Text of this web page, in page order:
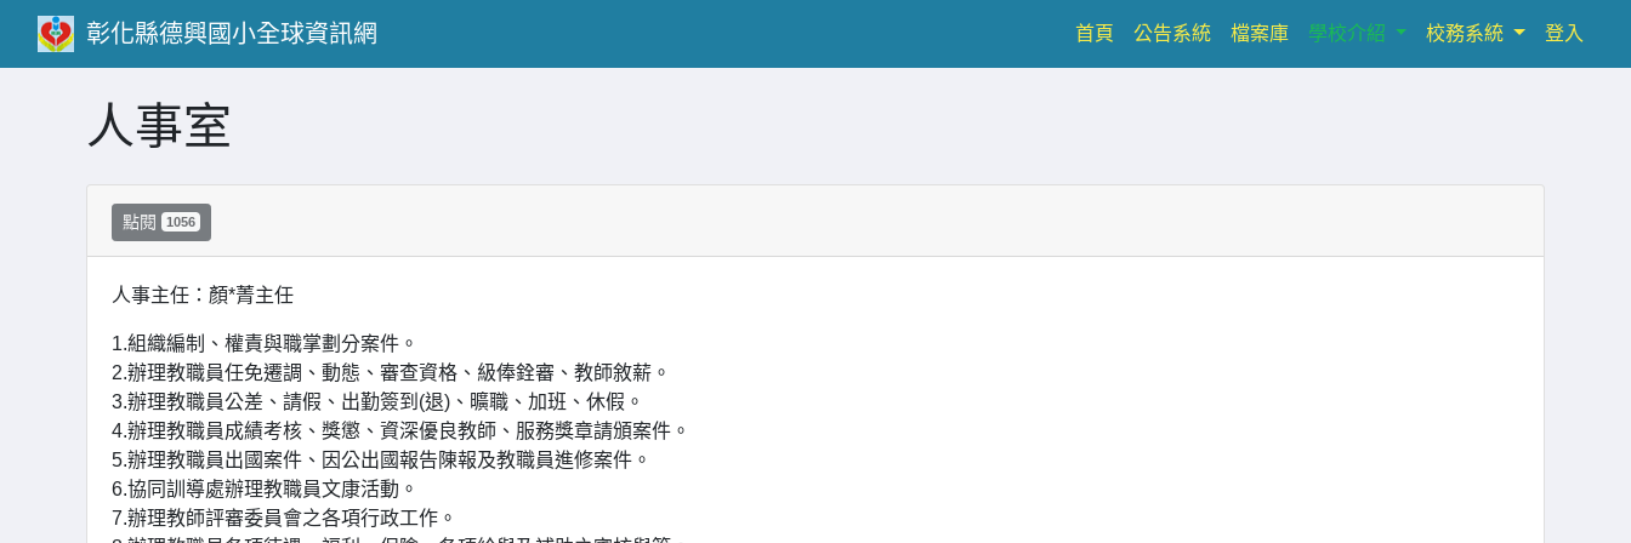
彰化縣德興國小全球資訊網 首頁(current)
公告系統 檔案庫 學校介紹 校務系統 登入
人事室
點閱 1056
人事主任：顏*菁主任
1.組織編制、權責與職掌劃分案件。
2.辦理教職員任免遷調、動態、審查資格、級俸銓審、教師敘薪。
3.辦理教職員公差、請假、出勤簽到(退)、曠職、加班、休假。
4.辦理教職員成績考核、獎懲、資深優良教師、服務獎章請頒案件。
5.辦理教職員出國案件、因公出國報告陳報及教職員進修案件。
6.協同訓導處辦理教職員文康活動。
7.辦理教師評審委員會之各項行政工作。